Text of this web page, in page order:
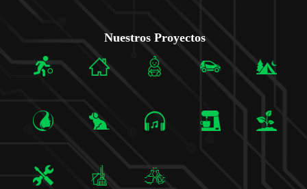
Nuestros Proyectos